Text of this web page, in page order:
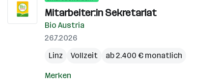
Mitarbeiter:in Sekretariat
Bio Austria
26.7.2026
Linz
Vollzeit ab 2.400 € monatlich
Merken